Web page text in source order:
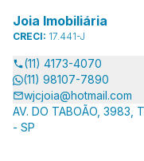
Joia Imobiliária
CRECI: 17.441-J
(11) 4173-4070
(11) 98107-7890
wjcjoia@hotmail.com
AV. DO TABOÃO, 3983,
- SP